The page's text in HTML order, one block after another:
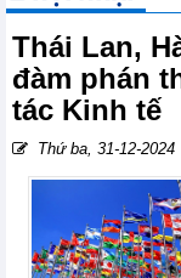
Thái Lan,
đàm phán
tác Kinh tế
Thứ ba, 31-12-2024